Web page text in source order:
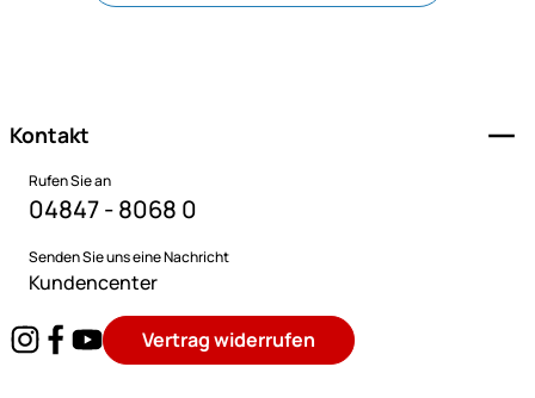
Kontakt
Rufen Sie an
04847 - 8068 0
Senden Sie uns eine Nachricht
Kundencenter
Vertrag widerrufen